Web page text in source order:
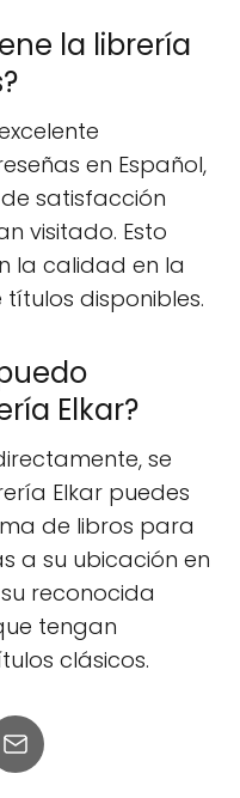
la librería
en Español,
satisfacción
visitado. Esto
la calidad en la
disponibles.
Elkar?
se
Elkar puedes
de libros para
a su ubicación en
reconocida
tengan
clásicos.